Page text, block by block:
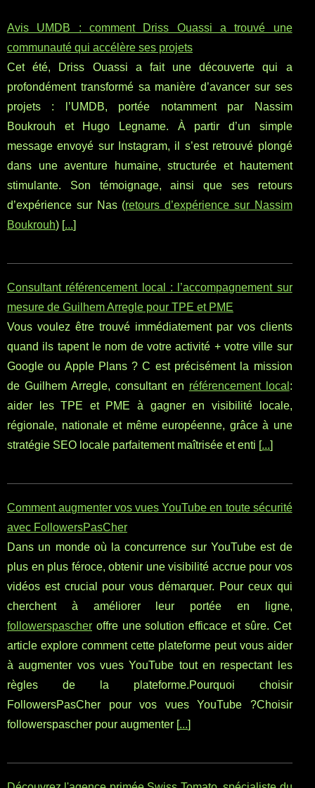
Avis UMDB : comment Driss Ouassi a trouvé une
communauté qui accélère ses projets
Cet été, Driss Ouassi a fait une découverte qui a
profondément transformé sa manière d’avancer sur ses
projets : l’UMDB, portée notamment par Nassim
Boukrouh et Hugo Legname. À partir d’un simple
message envoyé sur Instagram, il s’est retrouvé plongé
dans une aventure humaine, structurée et hautement
stimulante. Son témoignage, ainsi que ses retours
d’expérience sur Nas (retours d’expérience sur Nassim
Boukrouh) [...]
Consultant référencement local : l’accompagnement sur
mesure de Guilhem Arregle pour TPE et PME
Vous voulez être trouvé immédiatement par vos clients
quand ils tapent le nom de votre activité + votre ville sur
Google ou Apple Plans ? C est précisément la mission
de Guilhem Arregle, consultant en référencement local :
aider les TPE et PME à gagner en visibilité locale,
régionale, nationale et même européenne, grâce à une
stratégie SEO locale parfaitement maîtrisée et enti [...]
Comment augmenter vos vues YouTube en toute sécurité
avec FollowersPasCher
Dans un monde où la concurrence sur YouTube est de
plus en plus féroce, obtenir une visibilité accrue pour vos
vidéos est crucial pour vous démarquer. Pour ceux qui
cherchent à améliorer leur portée en ligne,
followerspascher offre une solution efficace et sûre. Cet
article explore comment cette plateforme peut vous aider
à augmenter vos vues YouTube tout en respectant les
règles de la plateforme.Pourquoi choisir
FollowersPasCher pour vos vues YouTube ?Choisir
followerspascher pour augmenter [...]